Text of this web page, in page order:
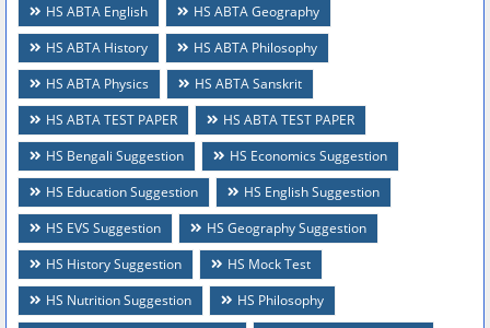
HS ABTA English
HS ABTA Geography
HS ABTA History
HS ABTA Philosophy
HS ABTA Physics
HS ABTA Sanskrit
HS ABTA TEST PAPER
HS ABTA TEST PAPER
HS Bengali Suggestion
HS Economics Suggestion
HS Education Suggestion
HS English Suggestion
HS EVS Suggestion
HS Geography Suggestion
HS History Suggestion
HS Mock Test
HS Nutrition Suggestion
HS Philosophy